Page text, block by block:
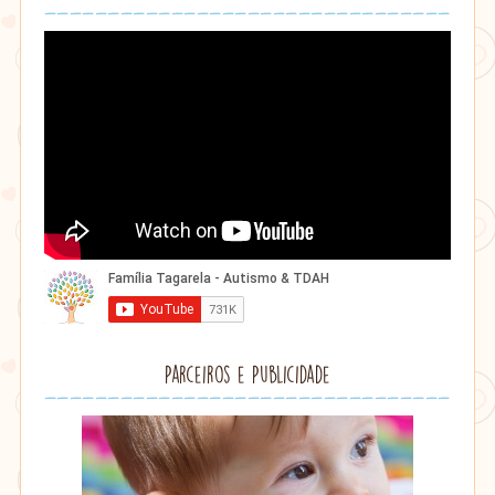
Parceiros e Publicidade
Lithu
âmbar